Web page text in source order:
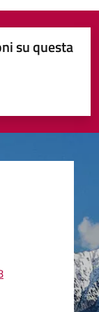
su questa